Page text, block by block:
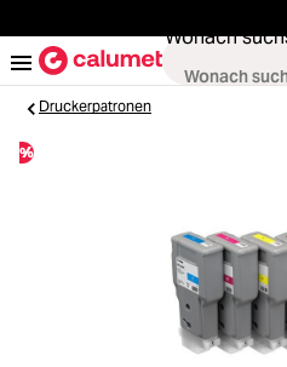
Wonach
Objektive
Video &
Druckerpatronen
%